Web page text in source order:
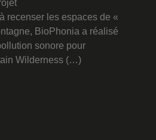
recenser les espaces de «
BioPhonia a réalisé
sonore pour
Wilderness (…)